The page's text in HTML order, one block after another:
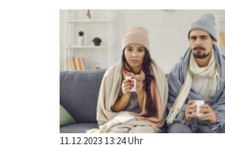
11.12.2023 13:24 Uhr